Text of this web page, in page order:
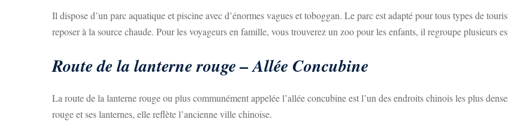
Il dispose d’un parc aquatique et piscine avec d’énormes vagues et toboggan. Le parc est adapté pour tous types de
reposer à la source chaude. Pour les voyageurs en famille, vous trouverez un zoo pour les enfants, il regroupe plusieurs
Route de la lanterne rouge – Allée Concubine
La route de la lanterne rouge ou plus communément appelée l’allée concubine est l’un des endroits chinois les plus
rouge et ses lanternes, elle reflète l’ancienne ville chinoise.